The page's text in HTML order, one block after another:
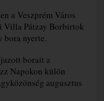
a Veszprém Város
Villa Pátzay Borbirtok
bora nyerte.
borait a
Napokon külön
augusztus